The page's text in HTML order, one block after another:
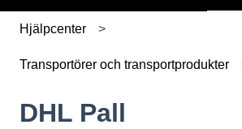
Hjälpcenter
Transportörer och transportprodukter
DHL Pall